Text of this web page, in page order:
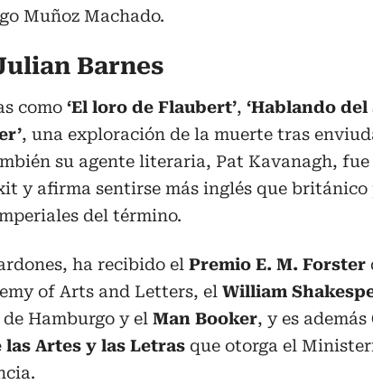
Muñoz Machado.
Barnes
como ‘El loro de Flaubert’, ‘Hablando del
, una exploración de la muerte tras
su agente literaria, Pat Kavanagh,
y afirma sentirse más inglés que británico
del término.
ha recibido el Premio E. M. Forster
of Arts and Letters, el William
Hamburgo y el Man Booker, y es además
las Artes y las Letras que otorga el